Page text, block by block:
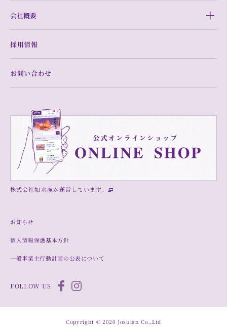
会社概要
採用情報
お問い合わせ
株式会社如水庵が運営しています。
お知らせ
個人情報保護基本方針
一般事業主行動計画の公表について
FOLLOW US
Copyright © 2020 Josuian Co.,Ltd